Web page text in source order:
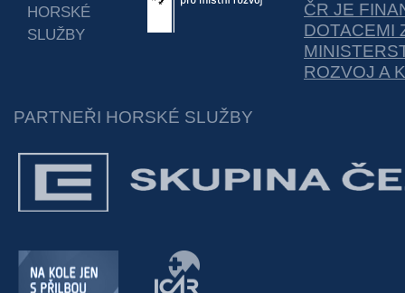
HORSKÉ
SLUŽBY
ČR JE
DOTACEMI
ROZVOJ A
PARTNEŘI HORSKÉ SLUŽBY